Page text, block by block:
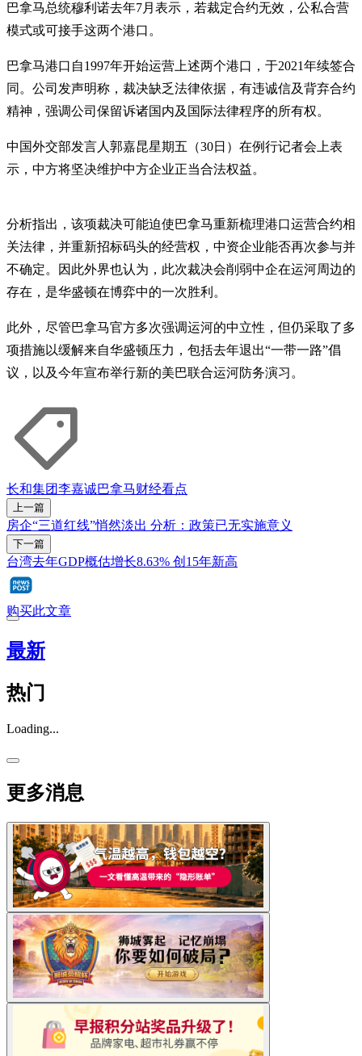
巴拿马总统穆利诺去年7月表示，若裁定合约无效，公私合营
模式或可接手这两个港口。
巴拿马港口自1997年开始运营上述两个港口，于2021年续签合
同。公司发声明称，裁决缺乏法律依据，有违诚信及背弃合约
精神，强调公司保留诉诸国内及国际法律程序的所有权。
中国外交部发言人郭嘉昆星期五（30日）在例行记者会上表
示，中方将坚决维护中方企业正当合法权益。
分析指出，该项裁决可能迫使巴拿马重新梳理港口运营合约相
关法律，并重新招标码头的经营权，中资企业能否再次参与并
不确定。因此外界也认为，此次裁决会削弱中企在运河周边的
存在，是华盛顿在博弈中的一次胜利。
此外，尽管巴拿马官方多次强调运河的中立性，但仍采取了多
项措施以缓解来自华盛顿压力，包括去年退出“一带一路”倡
议，以及今年宣布举行新的美巴联合运河防务演习。
长和集团李嘉诚巴拿马财经看点
上一篇
房企“三道红线”悄然淡出 分析：政策已无实施意义
下一篇
台湾去年GDP概估增长8.63% 创15年新高
购买此文章
最新
热门
Loading...
更多消息